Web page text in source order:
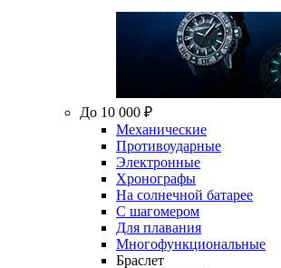
До 10 000 ₽
Механические
Противоударные
Электронные
Хронографы
На солнечной батарее
С шагомером
Для плавания
Многофункциональные
Браслет